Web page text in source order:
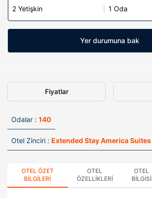
2 Yetişkin 1 Oda
Yer durumuna bak
Fiyatlar
Odalar : 140
Otel Zinciri : Extended Stay America Suites
OTEL ÖZET
BILGILERI
OTEL
ÖZELLIKLERI
OTEL
BILGISI